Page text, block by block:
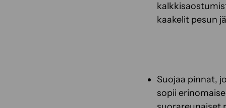
kaakelit pesun
Suojaa pinnat,
sopii